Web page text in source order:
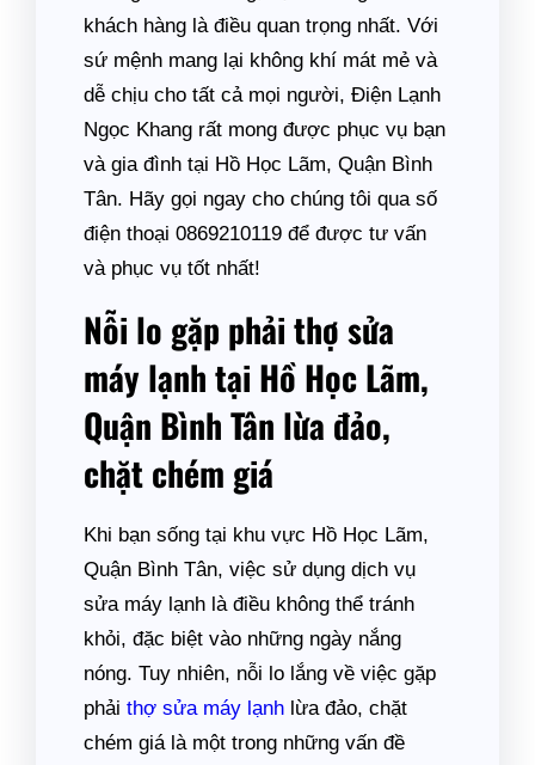
khách hàng là điều quan trọng nhất. Với
sứ mệnh mang lại không khí mát mẻ và
dễ chịu cho tất cả mọi người, Điện Lạnh
Ngọc Khang rất mong được phục vụ bạn
và gia đình tại Hồ Học Lãm, Quận Bình
Tân. Hãy gọi ngay cho chúng tôi qua số
điện thoại 0869210119 để được tư vấn
và phục vụ tốt nhất!
Nỗi lo gặp phải thợ sửa
máy lạnh tại Hồ Học Lãm,
Quận Bình Tân lừa đảo,
chặt chém giá
Khi bạn sống tại khu vực Hồ Học Lãm,
Quận Bình Tân, việc sử dụng dịch vụ
sửa máy lạnh là điều không thể tránh
khỏi, đặc biệt vào những ngày nắng
nóng. Tuy nhiên, nỗi lo lắng về việc gặp
phải thợ sửa máy lạnh lừa đảo, chặt
chém giá là một trong những vấn đề